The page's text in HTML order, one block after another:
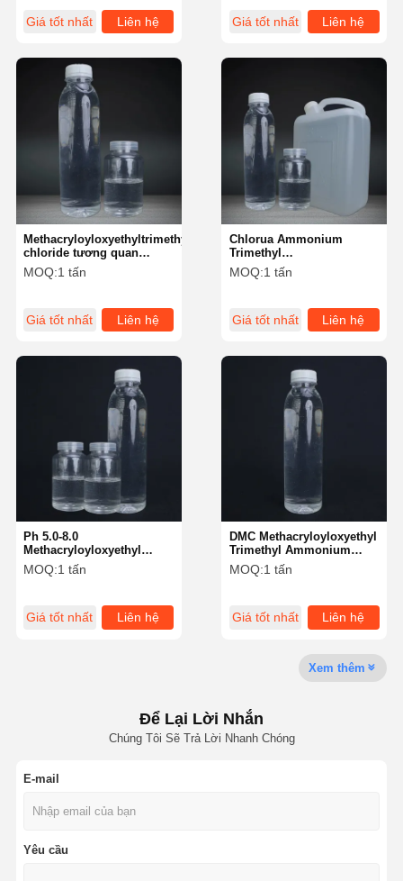
Nhà Sản Phẩm
Về Chúng
Tôi
Tham Quan
Kiểm Soát
Tin Tức
Tất Cả Các
Yêu Cầu Báo
Máy khử lưu huỳnh oxit sắt
Dimethylaminoethyl Methacrylate
Giá tốt nhất Liên hệ
Giá tốt nhất Liên hệ
Chlorua Ammonium
Trimethyl
Methacryloyloxyethyl
không màu ổn định Chế
MOQ:1 tấn
Giá tốt nhất Liên hệ
Methacryloyloxyethyltrimethylammonium
chloride tương quan
mạnh đối với các chất
anionic
MOQ:1 tấn
Giá tốt nhất Liên hệ
DMC Methacryloyloxyethyl
Trimethyl Ammonium
Chloride Công thức phân
tử C9H18O2NCl Được sử
cho các polyme cation
MOQ:1 tấn
Giá tốt nhất Liên hệ
Ph 5.0-8.0
Methacryloyloxyethyl
Trimethyl Ammonium
Chloride 5039-78-1 Giải
MOQ:1 tấn
Giá tốt nhất Liên hệ
Xem thêm
Để Lại Lời Nhắn
Chúng Tôi Sẽ Trả Lời Nhanh Chóng
E-mail
Yêu cầu